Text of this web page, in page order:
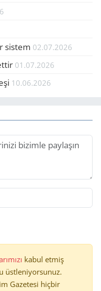
sistem 02.07.2026
01.07.2026
10.06.2026
kabul etmiş
üstleniyorsunuz.
Gazetesi hiçbir